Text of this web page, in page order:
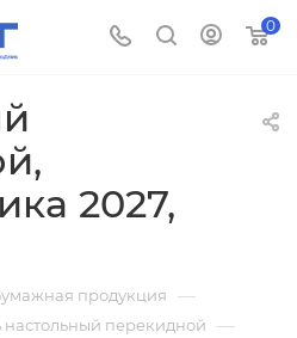
0
2027,
продукция —
настольный перекидной —